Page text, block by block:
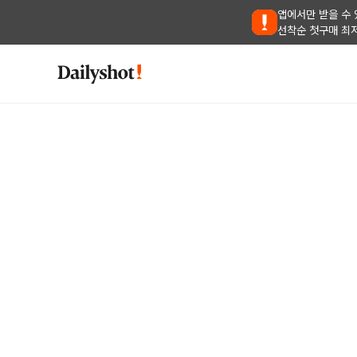
앱에서만 받을 수
선착순 첫구매 최